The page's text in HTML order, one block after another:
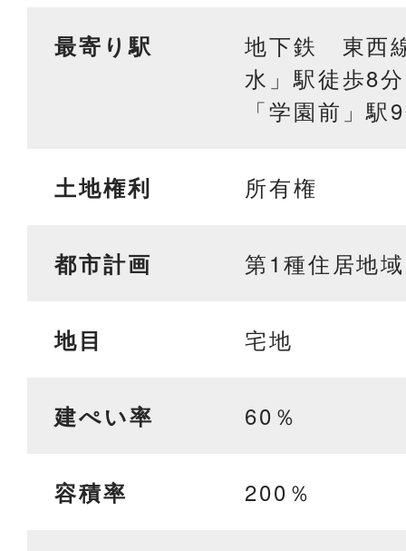
最寄り駅
地下鉄 東西
水」駅徒歩8
「学園前」駅
土地権利 所有権
都市計画 第1種住居地域
地目 宅地
建ぺい率 60％
容積率 200％